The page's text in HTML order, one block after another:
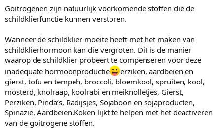
Goitrogenen zijn natuurlijk voorkomende stoffen die de
schildklierfunctie kunnen verstoren.
Wanneer de schildklier moeite heeft met het maken van
schildklierhormoon kan die vergroten. Dit is de manier
waarop de schildklier probeert te compenseren voor deze
inadequate hormoonproductie
erziken, aardbeien en
gierst, tofu en tempeh, broccoli, bloemkool, spruiten, kool,
mosterd, knolraap, koolrabi en meiknolletjes, Gierst,
Perziken, Pinda’s, Radijsjes, Sojaboon en sojaproducten,
Spinazie, Aardbeien.Koken lijkt te helpen met het deactiveren
van de goitrogene stoffen.